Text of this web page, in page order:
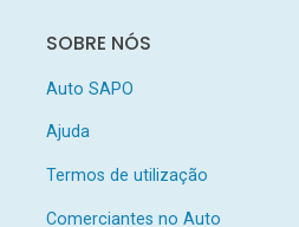
SOBRE NÓS
Auto SAPO
Ajuda
Termos de utilização
Comerciantes no Auto